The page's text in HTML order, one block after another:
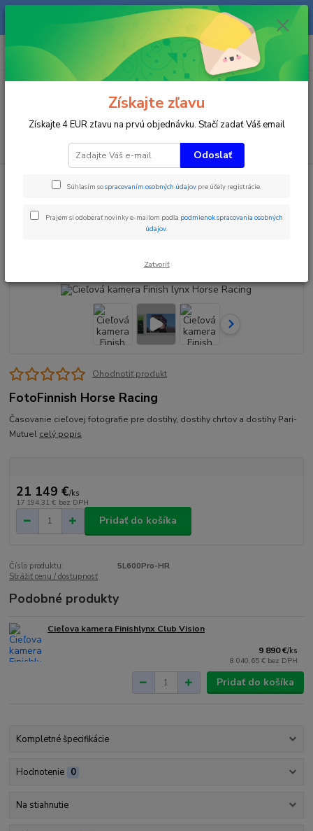
Na našom eshope sa priebežne pracuje a tovar sa priebežne dopĺňa. radi
Vás obslúžime i telefonicky na +421 911 906 066.
+421903906066
(Po-Pia, 9-16 hod.)
Časomiery
Cieľová kamera Finish lynx Horse
Ohodnotiť produkt
FotoFinnish Horse Racing
Časovanie cieľovej fotografie pre dostihy, dostihy chrtov a dostihy Pari-
Mutuel celý popis
21 149 €/ks
17 194,31 € bez DPH
Pridať do košíka
Číslo produktu:
5L600Pro-HR
Strážiť cenu / dostupnosť
Podobné produkty
Cieľova kamera Finishlynx Club Vision
9 890 €/ks
8 040,65 € bez DPH
Pridať do košíka
Kompletné špecifikácie
Hodnotenie 0
Na stiahnutie
Získajte zľavu
Získajte 4 EUR zľavu na prvú objednávku. Stačí zadať Váš email
Odoslať
Súhlasím sospracovaním osobných údajov pre účely registrácie.
Prajem si odoberať novinky e-mailom podľa podmienok spracovania osobných
údajov
Zatvoriť